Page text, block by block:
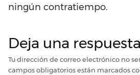
ningún contratiempo.
Deja una respuesta
Tu dirección de correo electrónico no
campos obligatorios están marcados